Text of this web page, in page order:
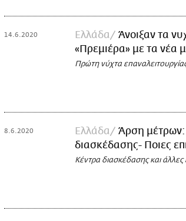
14.6.2020 Ελλάδα
Άνοιξαν τα
«Πρεμιέρα» με τα νέα
Πρώτη νύχτα
8.6.2020 Ελλάδα
Άρση μέτρων:
διασκέδασης- Ποιες
Κέντρα διασκέδασης και άλλες